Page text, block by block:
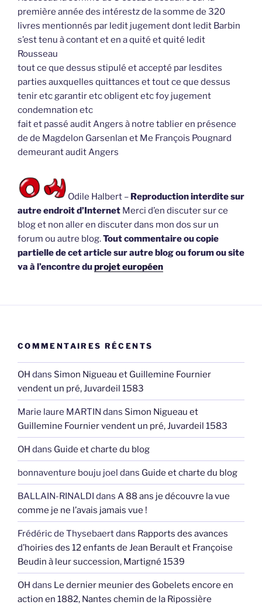
première année des intérestz de la somme de 320
livres mentionnés par ledit jugement dont ledit Barbin
s’est tenu à contant et en a quité et quité ledit
Rousseau
tout ce que dessus stipulé et accepté par lesdites
parties auxquelles quittances et tout ce que dessus
tenir etc garantir etc obligent etc foy jugement
condemnation etc
fait et passé audit Angers à notre tablier en présence
de de Magdelon Garsenlan et Me François Pougnard
demeurant audit Angers
Odile Halbert – Reproduction interdite sur
autre endroit d’Internet Merci d’en discuter sur ce
blog et non aller en discuter dans mon dos sur un
forum ou autre blog.Tout commentaire ou copie
partielle de cet article sur autre blog ou forum ou site
va à l’encontre duprojet européen
COMMENTAIRES RÉCENTS
OH dans Simon Nigueau et Guillemine Fournier
vendent un pré, Juvardeil 1583
Marie laure MARTIN dans Simon Nigueau et
Guillemine Fournier vendent un pré, Juvardeil 1583
OH dans Guide et charte du blog
bonnaventure bouju joel dans Guide et charte du blog
BALLAIN-RINALDI dans A 88 ans je découvre la vue
comme je ne l’avais jamais vue !
Frédéric de Thysebaertdans Rapports des avances
d’hoiries des 12 enfants de Jean Berault et Françoise
Beudin à leur succession, Martigné 1539
OH dans Le dernier meunier des Gobelets encore en
action en 1882, Nantes chemin de la Ripossière